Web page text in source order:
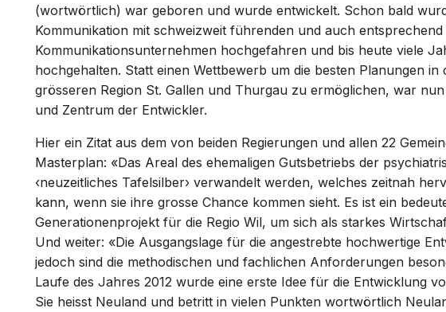
(wortwörtlich) war geboren und wurde entwickelt. Schon bald
Kommunikation mit schweizweit führenden und auch
Kommunikationsunternehmen hochgefahren und bis heute viele
hochgehalten. Statt einen Wettbewerb um die besten Planungen in
grösseren Region St. Gallen und Thurgau zu ermöglichen, war
und Zentrum der Entwickler.
Hier ein Zitat aus dem von beiden Regierungen und allen 22
Masterplan: «Das Areal des ehemaligen Gutsbetriebs der
‹neuzeitliches Tafelsilber› verwandelt werden, welches zeitnah
kann, wenn sie ihre grosse Chance kommen sieht. Es ist ein
Generationenprojekt für die Regio Wil, um sich als starkes
Und weiter: «Die Ausgangslage für die angestrebte hochwertige
jedoch sind die methodischen und fachlichen Anforderungen
Laufe des Jahres 2012 wurde eine erste Idee für die Entwicklung
Sie heisst Neuland und betritt in vielen Punkten wortwörtlich